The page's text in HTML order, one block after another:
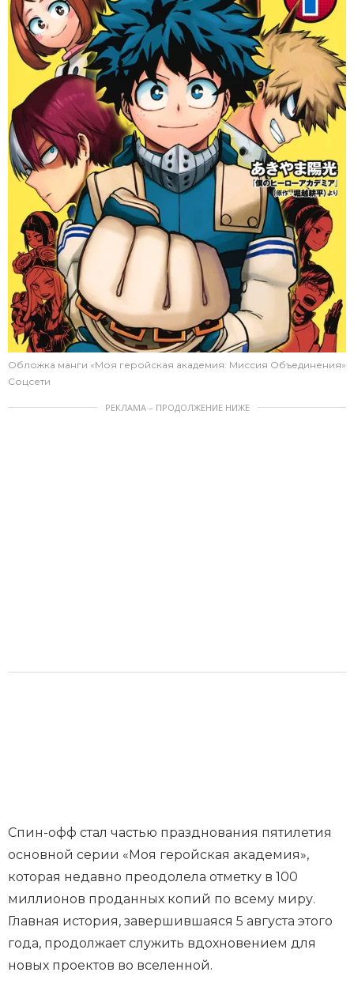
Обложка манги «Моя геройская академия: Миссия Объединения»
Соцсети
РЕКЛАМА – ПРОДОЛЖЕНИЕ НИЖЕ
Спин-офф стал частью празднования пятилетия
основной серии «Моя геройская академия»,
которая недавно преодолела отметку в 100
миллионов проданных копий по всему миру.
Главная история, завершившаяся 5 августа этого
года, продолжает служить вдохновением для
новых проектов во вселенной.